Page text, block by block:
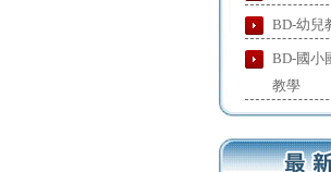
BD-幼兒
BD-國小
教學